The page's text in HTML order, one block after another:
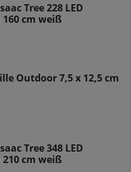
Tree 228 LED
cm weiß
Outdoor 7,5 x 12,5 cm
Tree 348 LED
cm weiß